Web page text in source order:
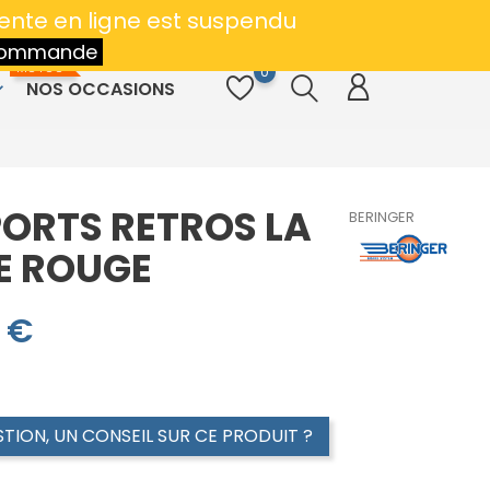
-Besoin d'aide ?04.93.46.26.76
en ligne est suspendu
MOTOS
NOS OCCASIONS
0
RETROS LA
ROUGE
€
BERINGER
UN CONSEIL SUR CE PRODUIT ?